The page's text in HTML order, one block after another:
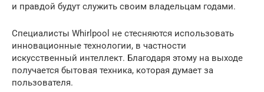
и правдой будут служить своим владельцам годами.
Специалисты Whirlpool не стесняются использовать
инновационные технологии, в частности
искусственный интеллект. Благодаря этому на выходе
получается бытовая техника, которая думает за
пользователя.